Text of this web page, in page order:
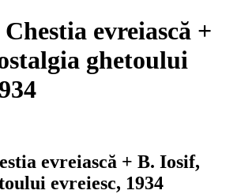
evreiască +
ghetoului
evreiască + B. Iosif,
evreiesc, 1934